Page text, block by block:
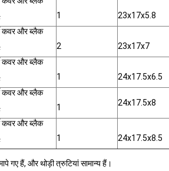
1 23x17x5.8
कवर और ब्लैक
2 23x17x7
कवर और ब्लैक
1 24x17.5x6.5
कवर और ब्लैक
1 24x17.5x8
कवर और ब्लैक
1 24x17.5x8.5
गए हैं, और थोड़ी त्रुटियां सामान्य हैं।